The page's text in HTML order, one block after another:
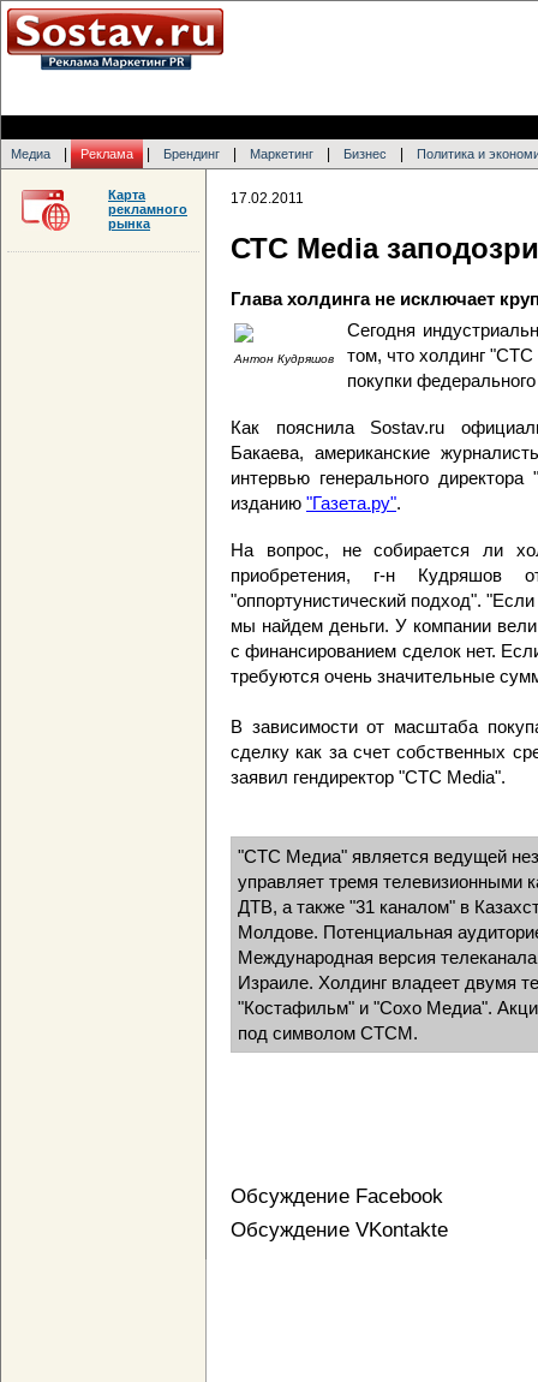
Медиа Реклама Брендинг Маркетинг Бизнес Политика и
17.02.2011
СТС Media
Глава холдинга не исключает
Антон Кудряшов
Сегодня
том, что холдинг
покупки
Как пояснила Sostav.ru
Бакаева, американские
интервью генерального
изданию "Газета.ру".
На вопрос, не собирается ли
приобретения, г-н Кудряшов
"оппортунистический подход".
мы найдем деньги. У компании
с финансированием сделок нет.
требуются очень значительные
В зависимости от масштаба
сделку как за счет собственных
заявил гендиректор "СТС Media".
"СТС Медиа" является ведущей
управляет тремя
ДТВ, а также "31 каналом" в
Молдове. Потенциальная
Международная версия
Израиле. Холдинг владеет двумя
"Костафильм" и "Сохо Медиа".
под символом CTCM.
Обсуждение Facebook
Обсуждение VKontakte
Карта
рекламного
рынка